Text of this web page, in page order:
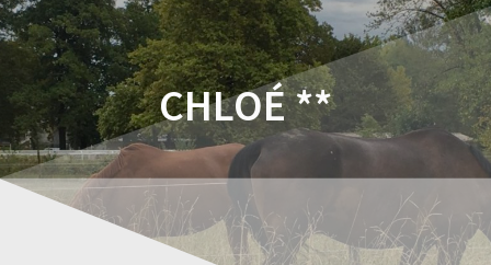
CHLOÉ **